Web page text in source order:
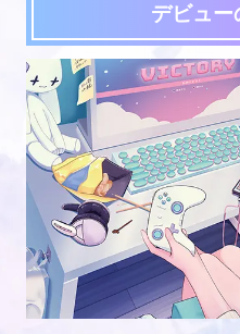
デビュー